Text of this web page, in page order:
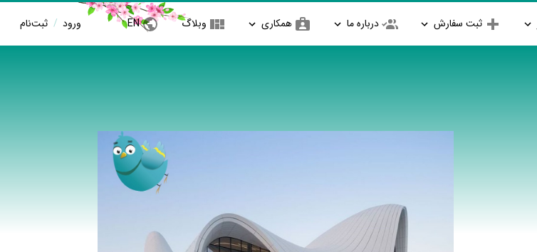
ثبت سفارش درباره ما همکاری وبلاگ EN ورود / ثبت‌نام